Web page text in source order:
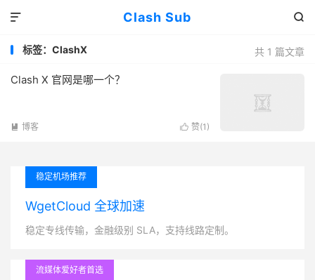
Clash Sub 

共 1 篇文章
标签：ClashX
Clash X 官网是哪一个？
 赞(1 )
 博客
稳定机场推荐
WgetCloud 全球加速
稳定专线传输，金融级别 SLA，支持线路定制。
流媒体爱好者首选